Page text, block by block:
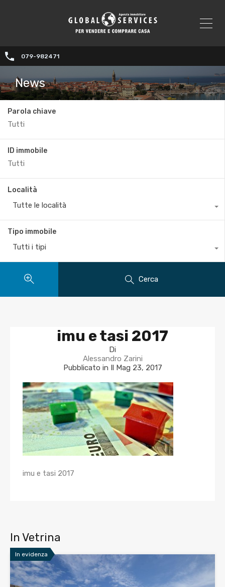
079-982471
News
Parola chiave
ID immobile
Località
Tutte le località
Tipo immobile
Tutti i tipi
Cerca
imu e tasi 2017
Di
Alessandro Zarini
Pubblicato in Il Mag 23, 2017
imu e tasi 2017
In Vetrina
In evidenza